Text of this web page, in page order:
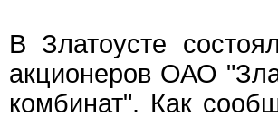
В Златоусте
акционеров ОАО
комбинат". Как